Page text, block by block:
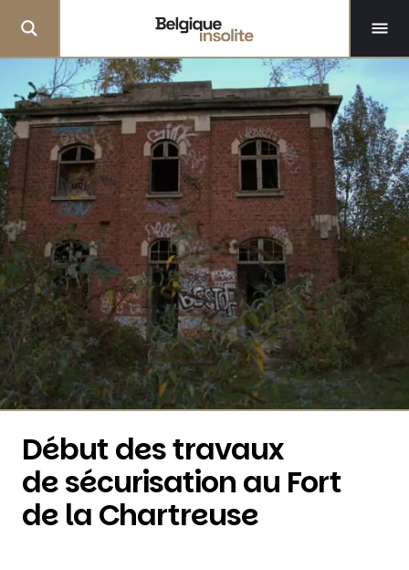
Début des travaux
de sécurisation au Fort
de la Chartreuse